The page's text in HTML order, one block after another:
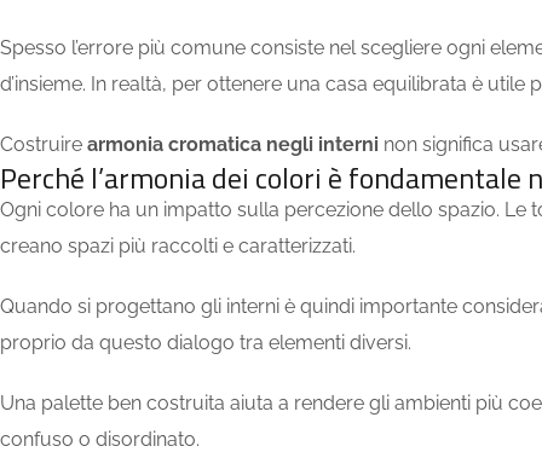
Spesso l’errore più comune consiste nel scegliere ogni
d’insieme. In realtà, per ottenere una casa equilibrata è utile
Costruire armonia cromatica negli interni non significa
Perché l’armonia dei colori è fondamentale
Ogni colore ha un impatto sulla percezione dello spazio.
creano spazi più raccolti e caratterizzati.
Quando si progettano gli interni è quindi importante
proprio da questo dialogo tra elementi diversi.
Una palette ben costruita aiuta a rendere gli ambienti più
confuso o disordinato.